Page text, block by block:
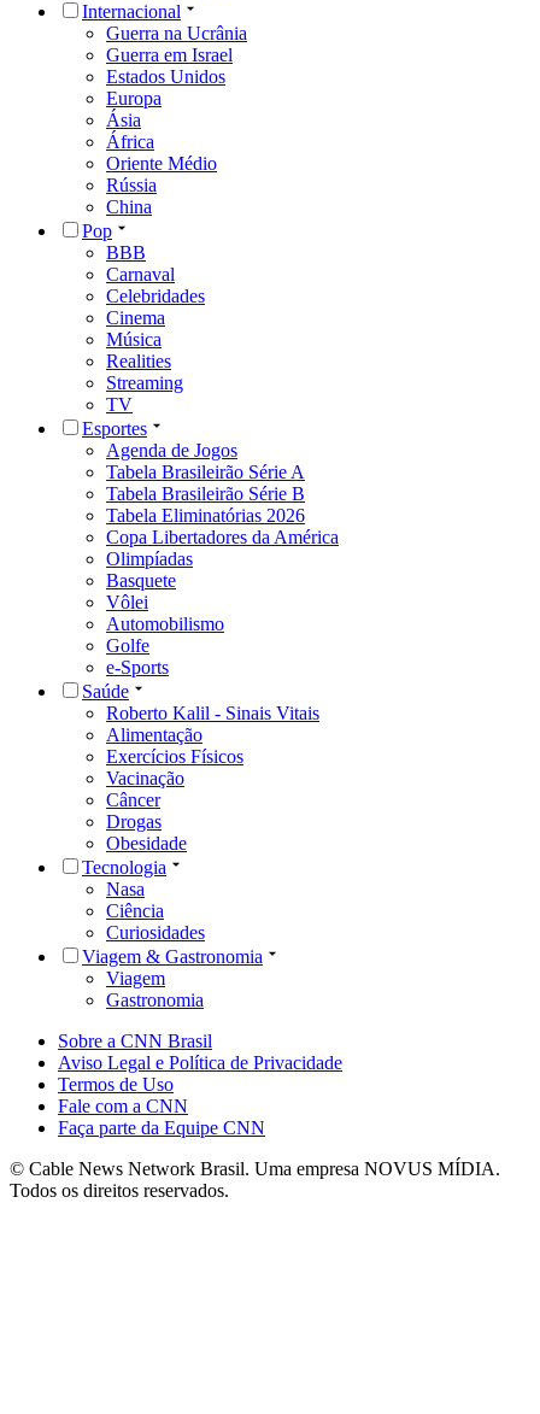
Internacional
Guerra na Ucrânia
Guerra em Israel
Estados Unidos
Europa
Ásia
África
Oriente Médio
Rússia
China
Pop
BBB
Carnaval
Celebridades
Cinema
Música
Realities
Streaming
TV
Esportes
Agenda de Jogos
Tabela Brasileirão Série A
Tabela Brasileirão Série B
Tabela Eliminatórias 2026
Copa Libertadores da América
Olimpíadas
Basquete
Vôlei
Automobilismo
Golfe
e-Sports
Saúde
Roberto Kalil - Sinais Vitais
Alimentação
Exercícios Físicos
Vacinação
Câncer
Drogas
Obesidade
Tecnologia
Nasa
Ciência
Curiosidades
Viagem & Gastronomia
Viagem
Gastronomia
Sobre a CNN Brasil
Aviso Legal e Política de Privacidade
Termos de Uso
Fale com a CNN
Faça parte da Equipe CNN
© Cable News Network Brasil. Uma empresa NOVUS MÍDIA.
Todos os direitos reservados.